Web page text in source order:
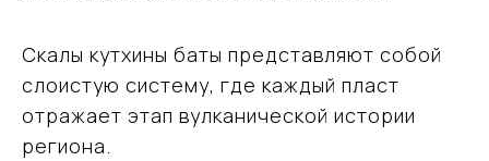
Скалы кутхины баты представляют собой
слоистую систему, где каждый пласт
отражает этап вулканической истории
региона.